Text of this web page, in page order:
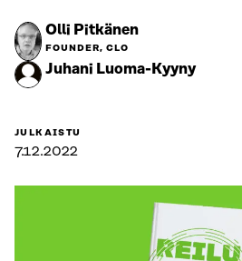
Olli Pitkänen
FOUNDER, CLO
Juhani Luoma-Kyyny
JULKAISTU
7.12.2022